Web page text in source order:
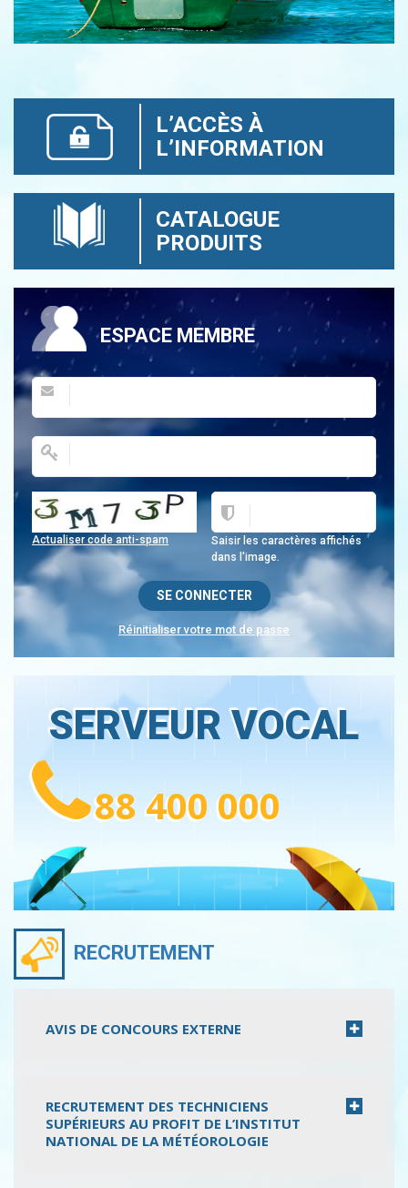
L’ACCÈS À
L’INFORMATION
CATALOGUE
PRODUITS
ESPACE MEMBRE
Saisir les caractères affichés
dans l'image.
Actualiser code anti-spam
Réinitialiser votre mot de passe
SERVEUR VOCAL
88 400 000
RECRUTEMENT
AVIS DE CONCOURS EXTERNE
RECRUTEMENT DES TECHNICIENS
SUPÉRIEURS AU PROFIT DE L’INSTITUT
NATIONAL DE LA MÉTÉOROLOGIE